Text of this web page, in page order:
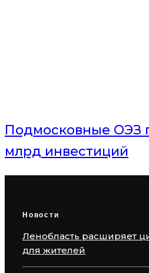
Подмосковные ОЭЗ
млрд инвестиций
Новости
Ленобласть расширяет
для жителей